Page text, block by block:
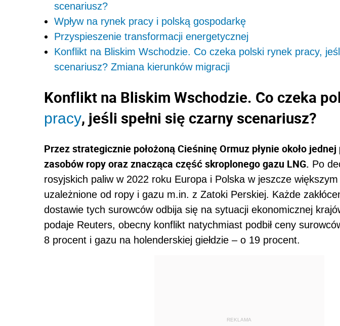
scenariusz?
Wpływ na rynek pracy i polską gospodarkę
Przyspieszenie transformacji energetycznej
Konflikt na Bliskim Wschodzie. Co czeka polski rynek pracy,
scenariusz? Zmiana kierunków migracji
Konflikt na Bliskim Wschodzie. Co czeka
pracy, jeśli spełni się czarny scenariusz?
Przez strategicznie położoną Cieśninę Ormuz płynie około
zasobów ropy oraz znacząca część skroplonego gazu LNG. Po
rosyjskich paliw w 2022 roku Europa i Polska w jeszcze
uzależnione od ropy i gazu m.in. z Zatoki Perskiej. Każde
dostawie tych surowców odbija się na sytuacji ekonomicznej
podaje Reuters, obecny konflikt natychmiast podbił ceny
8 procent i gazu na holenderskiej giełdzie – o 19 procent.
REKLAMA